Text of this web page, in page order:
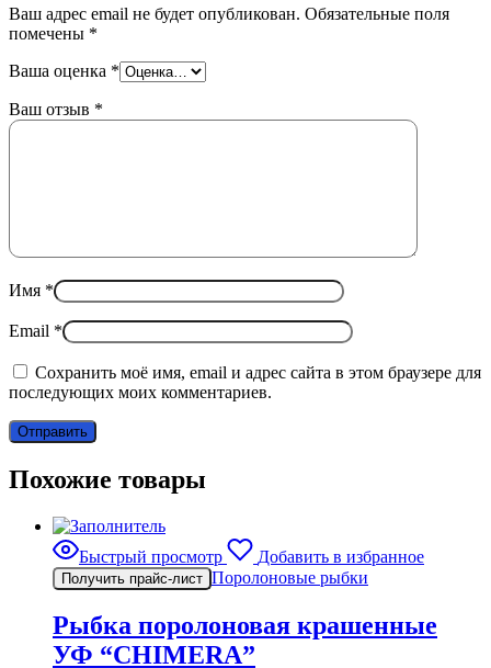
Ваш адрес email не будет опубликован. Обязательные поля
помечены *
Ваша оценка *
Ваш отзыв *
Имя *
Email *
Сохранить моё имя, email и адрес сайта в этом браузере для
последующих моих комментариев.
Похожие товары
Быстрый просмотр Добавить в избранное
Получить прайс-лист Поролоновые рыбки
Рыбка поролоновая крашенные
УФ “CHIMERA”